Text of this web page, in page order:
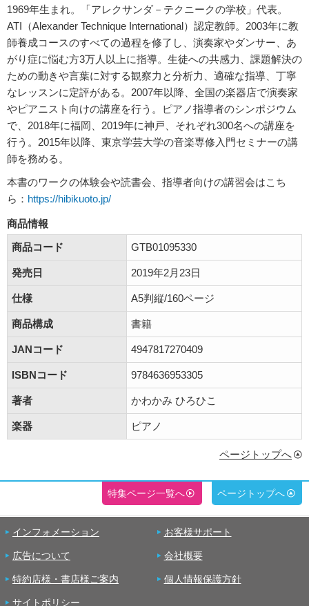
1969年生まれ。「アレクサンダ－テクニークの学校」代表。
ATI（Alexander Technique International）認定教師。2003年に教
師養成コースのすべての過程を修了し、演奏家やダンサー、あ
がり症に悩む方3万人以上に指導。生徒への共感力、課題解決の
ための動きや言葉に対する観察力と分析力、適確な指導、丁寧
なレッスンに定評がある。2007年以降、全国の楽器店で演奏家
やピアニスト向けの講座を行う。ピアノ指導者のシンポジウム
で、2018年に福岡、2019年に神戸、それぞれ300名への講座を
行う。2015年以降、東京学芸大学の音楽専修入門セミナーの講
師を務める。
本書のワークの体験会や読書会、指導者向けの講習会はこち
ら： https://hibikuoto.jp/
商品情報
商品コード
GTB01095330
発売日 2019年2月23日
仕様 A5判縦/160ページ
商品構成 書籍
JANコード 4947817270409
ISBNコード 9784636953305
著者 かわかみ ひろひこ
楽器 ピアノ
ページトップへ
特集ページ一覧へ ページトップへ
インフォメーション お客様サポート
広告について 会社概要
特約店様・書店様ご案内 個人情報保護方針
サイトポリシー